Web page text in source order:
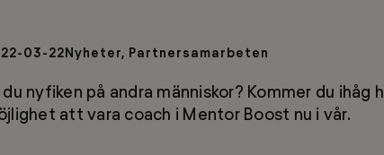
03-22Nyheter, Partnersamarbeten
du nyfiken på andra människor? Kommer du ihåg
att vara coach i Mentor Boost nu i vår.